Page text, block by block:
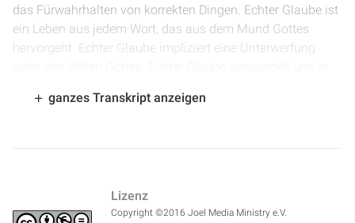
das Fürwahrhalten von korrekten Dingen. Echter Glaube ist
ein Leben aus jedem Wort, das aus dem Mund Gottes
hervorgeht. Echter Glaube impliziert eine Unterwerfung
Glaube wird aus Liebe wirksam. Ohne Glauben ist es
] Vielleicht geht es dir so wie vielen Menschen. Du hast
dein Leben eigentlich Jesus übergeben. Du fühlst doch,
ganzes Transkript anzeigen
Lizenz
Copyright ©2016 Joel Media Ministry e.V.